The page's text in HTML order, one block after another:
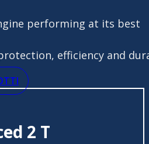
performing at its best
, efficiency and
2 T